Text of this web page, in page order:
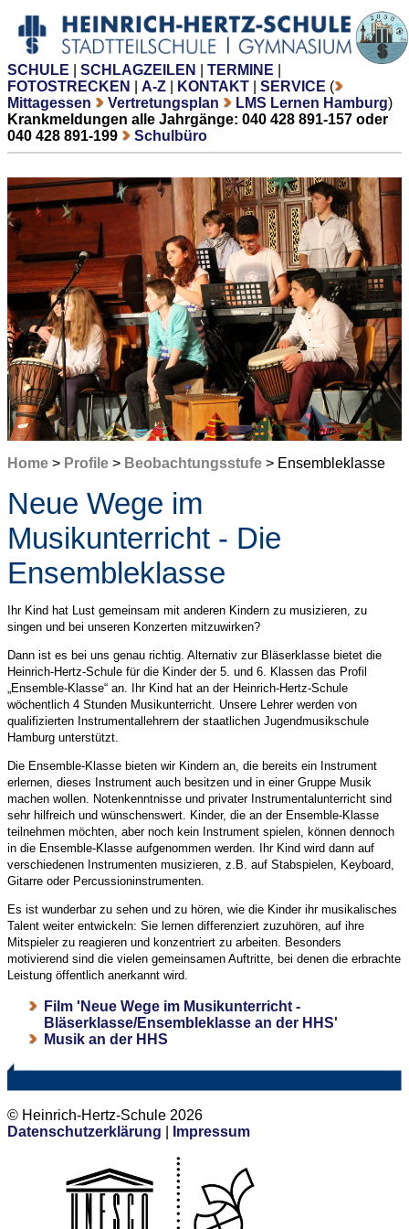
SCHULE SCHLAGZEILEN TERMINE
FOTOSTRECKEN
A-Z KONTAKT SERVICE (
Mittagessen
Vertretungsplan LMS Lernen Hamburg)
Krankmeldungen alle Jahrgänge: 040 428 891-157 oder
040 428 891-199
Schulbüro
Home > Profile > Beobachtungsstufe > Ensembleklasse
Neue Wege im
Musikunterricht - Die
Ensembleklasse
Ihr Kind hat Lust gemeinsam mit anderen Kindern zu musizieren, zu
singen und bei unseren Konzerten mitzuwirken?
Dann ist es bei uns genau richtig. Alternativ zur Bläserklasse bietet die
Heinrich-Hertz-Schule für die Kinder der 5. und 6. Klassen das Profil
„Ensemble-Klasse“ an. Ihr Kind hat an der Heinrich-Hertz-Schule
wöchentlich 4 Stunden Musikunterricht. Unsere Lehrer werden von
qualifizierten Instrumentallehrern der staatlichen Jugendmusikschule
Hamburg unterstützt.
Die Ensemble-Klasse bieten wir Kindern an, die bereits ein Instrument
erlernen, dieses Instrument auch besitzen und in einer Gruppe Musik
machen wollen. Notenkenntnisse und privater Instrumentalunterricht sind
sehr hilfreich und wünschenswert. Kinder, die an der Ensemble-Klasse
teilnehmen möchten, aber noch kein Instrument spielen, können dennoch
in die Ensemble-Klasse aufgenommen werden. Ihr Kind wird dann auf
verschiedenen Instrumenten musizieren, z.B. auf Stabspielen, Keyboard,
Gitarre oder Percussioninstrumenten.
Es ist wunderbar zu sehen und zu hören, wie die Kinder ihr musikalisches
Talent weiter entwickeln: Sie lernen differenziert zuzuhören, auf ihre
Mitspieler zu reagieren und konzentriert zu arbeiten. Besonders
motivierend sind die vielen gemeinsamen Auftritte, bei denen die erbrachte
Leistung öffentlich anerkannt wird.
Film 'Neue Wege im Musikunterricht -
Bläserklasse/Ensembleklasse an der HHS'
Musik an der HHS
© Heinrich-Hertz-Schule 2026
Datenschutzerklärung
Impressum